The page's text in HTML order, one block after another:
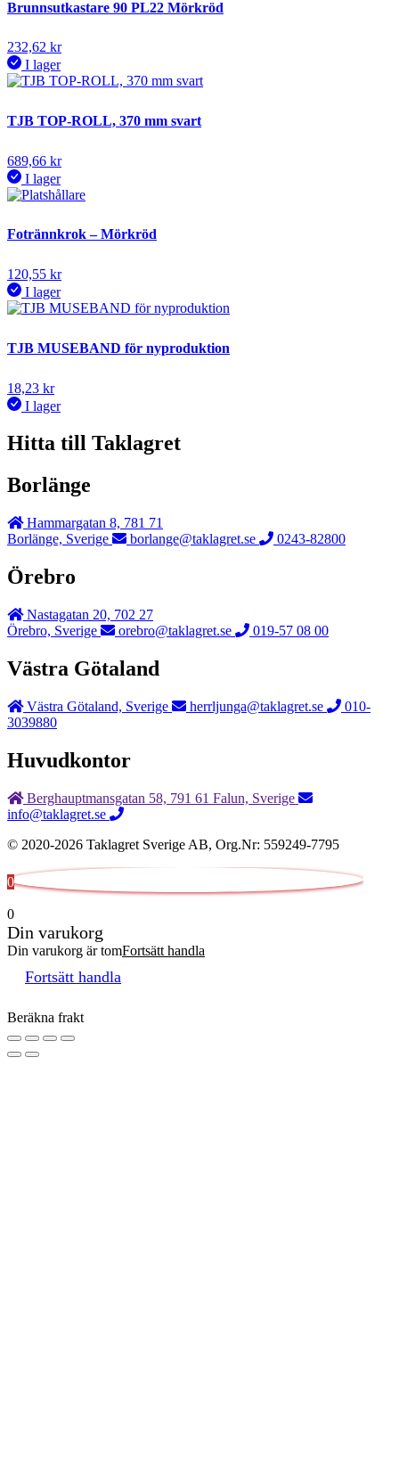
Brunnsutkastare 90 PL22 Mörkröd
232,62 kr
I lager
TJB TOP-ROLL, 370 mm svart
689,66 kr
I lager
Fotrännkrok – Mörkröd
120,55 kr
I lager
TJB MUSEBAND för nyproduktion
18,23 kr
I lager
Hitta till Taklagret
Borlänge
Hammargatan 8, 781 71
Borlänge, Sverige
borlange@taklagret.se 0243-82800
Örebro
Nastagatan 20, 702 27
Örebro, Sverige
orebro@taklagret.se 019-57 08 00
Västra Götaland
Västra Götaland, Sverige herrljunga@taklagret.se
010-
3039880
Huvudkontor
Berghauptmansgatan 58, 791 61 Falun, Sverige
info@taklagret.se
© 2020-2026 Taklagret Sverige AB, Org.Nr: 559249-7795
0
0
Din varukorg
Din varukorg är tomFortsätt handla
Fortsätt handla
Beräkna frakt